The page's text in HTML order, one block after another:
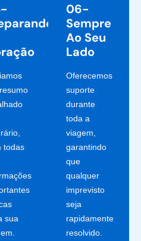
todas
sua
06-
Sempre
Ao Seu
Lado
Oferecemos
suporte
durante
toda a
viagem,
garantindo
que
qualquer
imprevisto
seja
rapidamente
resolvido.